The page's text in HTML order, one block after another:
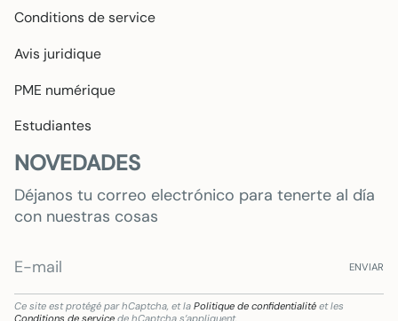
Conditions de service
Avis juridique
PME numérique
Estudiantes
NOVEDADES
Déjanos tu correo electrónico para tenerte al día
con nuestras cosas
ENVIAR
Ce site est protégé par hCaptcha, et la Politique de confidentialité et les
Conditions de service de hCaptcha s’appliquent.